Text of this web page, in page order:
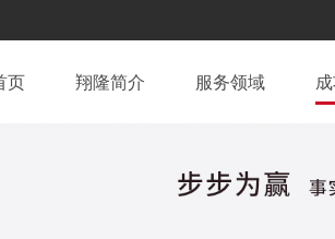
页 翔隆简介 服务领域